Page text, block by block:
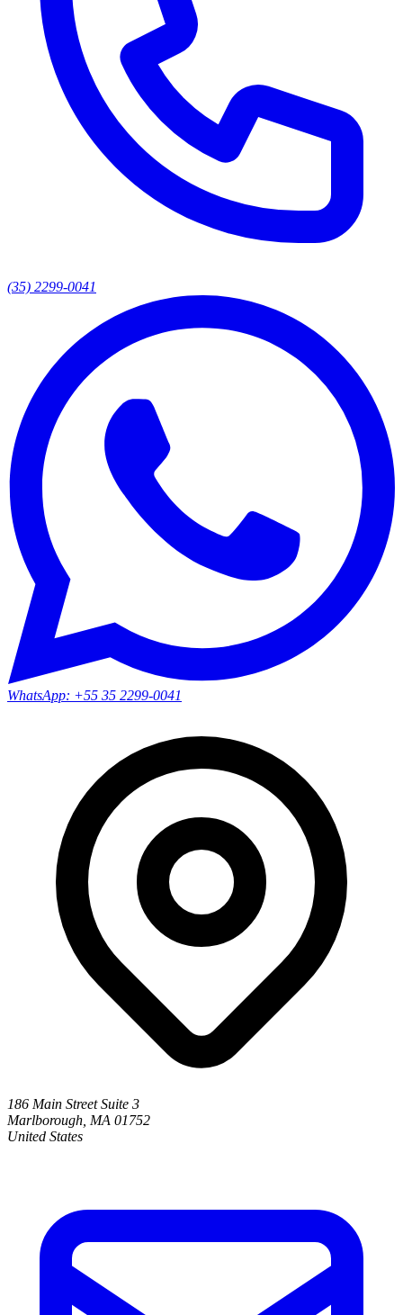
(35) 2299-0041
WhatsApp: +55 35 2299-0041
186 Main Street Suite 3
Marlborough, MA 01752
United States